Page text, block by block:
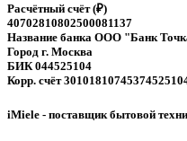
Расчётный счёт (₽)
40702810802500081137
Название банка ООО "Банк
Город г. Москва
БИК 044525104
Корр. счёт
iMiele - поставщик бытовой